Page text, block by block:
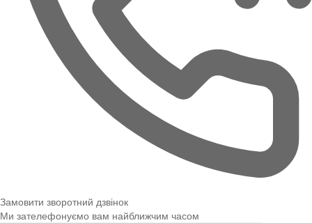
Замовити зворотний дзвінок
Ми зателефонуємо вам найближчим часом